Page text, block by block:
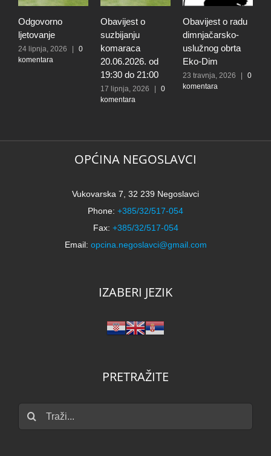
Odgovorno
ljetovanje
24 lipnja, 2026
0
komentara
Obavijest o
suzbijanju
komaraca
20.06.2026. od
19:30 do 21:00
17 lipnja, 2026
0
komentara
Obavijest o radu
dimnjačarsko-
uslužnog obrta
Eko-Dim
23 travnja, 2026
0
komentara
OPĆINA NEGOSLAVCI
Vukovarska 7, 32 239 Negoslavci
Phone: +385/32/517-054
Fax: +385/32/517-054
Email: opcina.negoslavci@gmail.com
IZABERI JEZIK
PRETRAŽITE
Traži...